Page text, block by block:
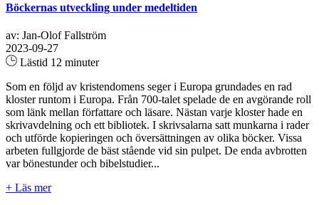
Böckernas utveckling under medeltiden
av: Jan-Olof Fallström
2023-09-27
Lästid 12 minuter
Som en följd av kristendomens seger i Europa grundades en rad
kloster runtom i Europa. Från 700-talet spelade de en avgörande roll
som länk mellan författare och läsare. Nästan varje kloster hade en
skrivavdelning och ett bibliotek. I skrivsalarna satt munkarna i rader
och utförde kopieringen och översättningen av olika böcker. Vissa
arbeten fullgjorde de bäst stående vid sin pulpet. De enda avbrotten
var bönestunder och bibelstudier...
+ Läs mer